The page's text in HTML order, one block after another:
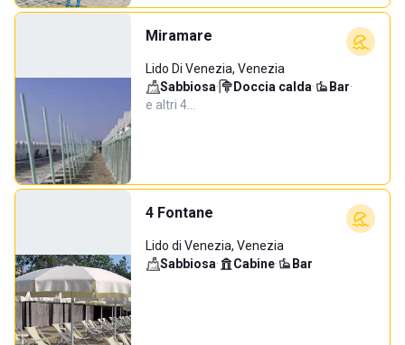
Miramare
Lido Di Venezia, Venezia
Sabbiosa· Doccia calda· Bar·
e altri 4…
4 Fontane
Lido di Venezia, Venezia
Sabbiosa· Cabine· Bar